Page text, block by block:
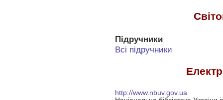
Підручники
Всі підручники
http://www.nbuv.gov.ua